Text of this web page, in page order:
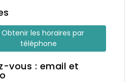
Obtenir les horaires par
téléphone
vous : email et